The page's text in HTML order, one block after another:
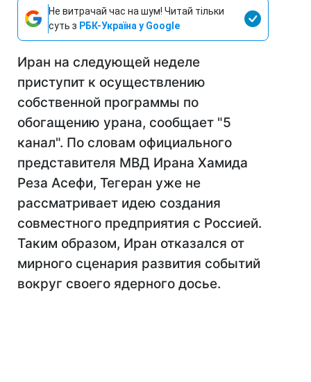
Не витрачай час на шум! Читай тільки
суть з РБК-Україна у Google
Иран на следующей неделе
приступит к осуществлению
собственной программы по
обогащению урана, сообщает "5
канал". По словам официального
представителя МВД Ирана Хамида
Реза Асефи, Тегеран уже не
рассматривает идею создания
совместного предприятия с Россией.
Таким образом, Иран отказался от
мирного сценария развития событий
вокруг своего ядерного досье.